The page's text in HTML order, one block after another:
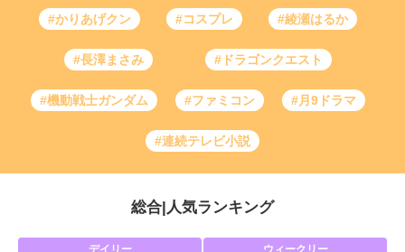
#かりあげクン #コスプレ #綾瀬はるか
#長澤まさみ #ドラゴンクエスト
#機動戦士ガンダム #ファミコン #月9ドラマ
#連続テレビ小説
総合 人気ランキング